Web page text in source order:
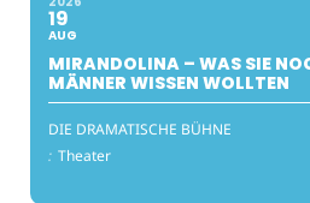
19
AUG
MIRANDOLINA – WAS SIE
MÄNNER WISSEN WOLLTEN
DIE DRAMATISCHE BÜHNE
: Theater